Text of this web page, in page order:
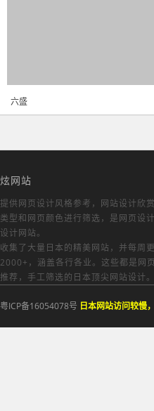
六盛
炫网站
提供网页设计风格参考， 网站设计欣赏
类型和网页颜色进行筛选，是网页设
设计网站。
收集了大量日本的精美网站，并每周
2000+，涵盖各行各业。这些都是网
推荐，手工筛选的日本顶尖网站设计。
粤ICP备16054078号 日本网站访问较慢